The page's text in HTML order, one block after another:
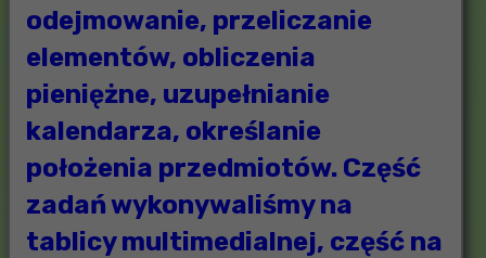
odejmowanie, przeliczanie
elementów, obliczenia
pieniężne, uzupełnianie
kalendarza, określanie
położenia przedmiotów. Część
zadań wykonywaliśmy na
tablicy multimedialnej, część na